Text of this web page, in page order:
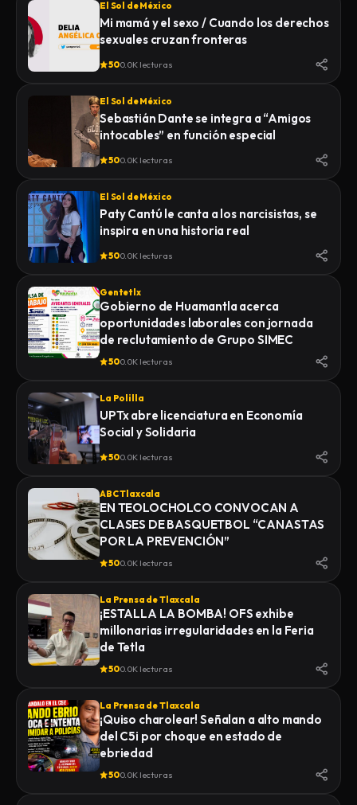
El Sol de México
Mi mamá y el sexo / Cuando los derechos
sexuales cruzan fronteras
500.0K lecturas
El Sol de México
Sebastián Dante se integra a “Amigos
intocables” en función especial
500.0K lecturas
El Sol de México
Paty Cantú le canta a los narcisistas, se
inspira en una historia real
500.0K lecturas
Gentetlx
Gobierno de Huamantla acerca
oportunidades laborales con jornada
de reclutamiento de Grupo SIMEC
500.0K lecturas
La Polilla
UPTx abre licenciatura en Economía
Social y Solidaria
500.0K lecturas
ABC Tlaxcala
EN TEOLOCHOLCO CONVOCAN A
CLASES DE BASQUETBOL “CANASTAS
POR LA PREVENCIÓN”
500.0K lecturas
La Prensa de Tlaxcala
¡ESTALLA LA BOMBA! OFS exhibe
millonarias irregularidades en la Feria
de Tetla
500.0K lecturas
La Prensa de Tlaxcala
¡Quiso charolear! Señalan a alto mando
del C5i por choque en estado de
ebriedad
500.0K lecturas